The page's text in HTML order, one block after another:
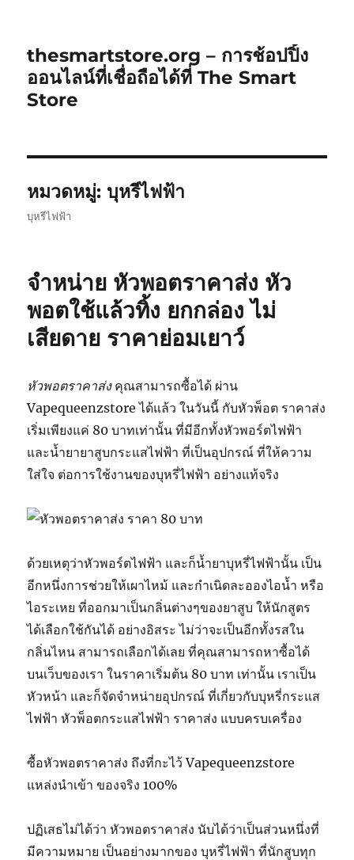
thesmartstore.org – การช้อปปิ้ง
ออนไลน์ที่เชื่อถือได้ที่ The Smart
Store
หมวดหมู่:บุหรีไฟฟ้า
บุหรีไฟฟ้า
จำหน่าย หัวพอตราคาส่ง หัว
พอตใช้แล้วทิ้ง ยกกล่อง ไม่
เสียดาย ราคาย่อมเยาว์
หัวพอตราคาส่งคุณสามารถซื้อได้ ผ่าน
Vapequeenzstore ได้แล้ว ในวันนี้ กับหัวพ็อต ราคาส่ง
เริ่มเพียงแค่ 80 บาทเท่านั้น ที่มีอีกทั้งหัวพอร์ตไฟฟ้า
และน้ำยายาสูบกระแสไฟฟ้า ที่เป็นอุปกรณ์ ที่ให้ความ
ใส่ใจ ต่อการใช้งานของบุหรี่ไฟฟ้า อย่างแท้จริง
ด้วยเหตุว่าหัวพอร์ตไฟฟ้า และก็น้ำยาบุหรี่ไฟฟ้านั้น เป็น
อีกหนึ่งการช่วยให้เผาไหม้ และกำเนิดละอองไอน้ำ หรือ
ไอระเหย ที่ออกมาเป็นกลิ่นต่างๆของยาสูบ ให้นักสูตร
ได้เลือกใช้กันได้ อย่างอิสระ ไม่ว่าจะเป็นอีกทั้งรสใน
กลิ่นไหน สามารถเลือกได้เลย ที่คุณสามารถหาซื้อได้
บนเว็บของเรา ในราคาเริ่มต้น 80 บาท เท่านั้น เราเป็น
หัวหน้า และก็จัดจำหน่ายอุปกรณ์ ที่เกี่ยวกับบุหรี่กระแส
ไฟฟ้า หัวพ็อตกระแสไฟฟ้า ราคาส่ง แบบครบเครื่อง
ซื้อหัวพอตราคาส่ง ถึงที่กะไว้ Vapequeenzstore
แหล่งนำเข้า ของจริง 100%
ปฏิเสธไม่ได้ว่า หัวพอตราคาส่ง นับได้ว่าเป็นส่วนหนึ่งที่
มีความหมาย เป็นอย่างมากของ บุหรี่ไฟฟ้า ที่นักสูบทุก